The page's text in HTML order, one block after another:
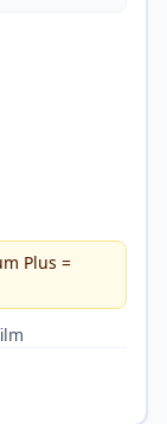
Plus =